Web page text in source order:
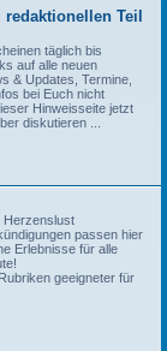
Teil
täglich bis
auf alle neuen
& Updates, Termine,
bei Euch nicht
Hinweisseite jetzt
diskutieren ...
Herzenslust
passen hier
Erlebnisse für alle
geeigneter für